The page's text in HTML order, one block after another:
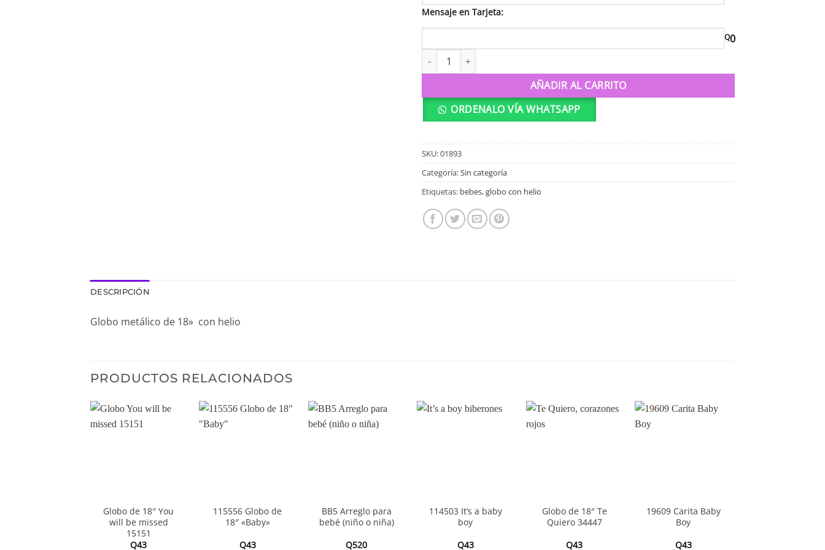
Mensaje en Tarjeta:
Q0
Globo es niña ovejita 01893 cantidad
AÑADIR AL CARRITO
ORDENALO VÍA WHATSAPP
SKU:01893
Categoría:Sin categoría
Etiquetas: bebes,globo con helio
DESCRIPCIÓN
Globo metálico de 18» con helio
PRODUCTOS RELACIONADOS
Globo de 18″ You
will be missed
15151
Q43
115556 Globo de
18″ «Baby»
Q43
BB5 Arreglo para
bebé (niño o niña)
Q520
114503 It’s a baby
boy
Q43
Globo de 18″ Te
Quiero 34447
Q43
19609 Carita Baby
Boy
Q43